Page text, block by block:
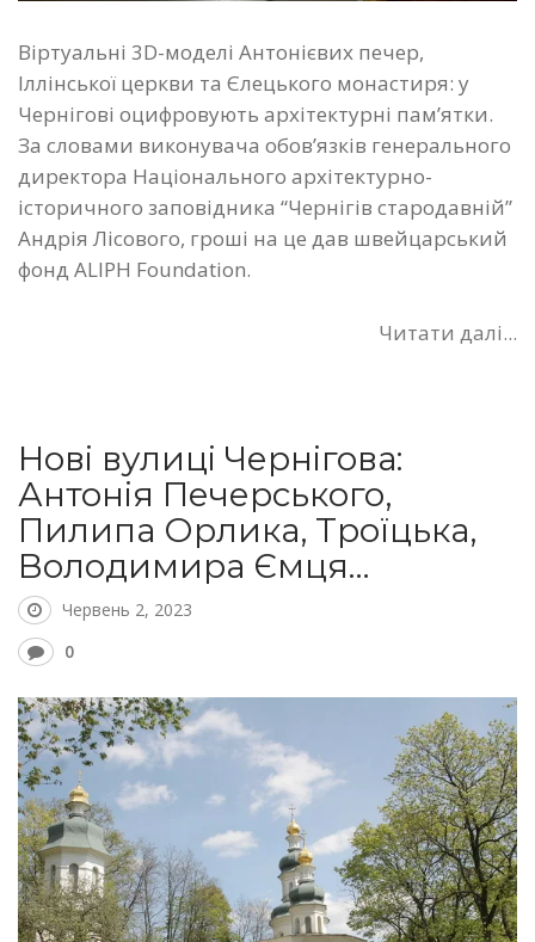
Віртуальні 3D-моделі Антонієвих печер,
Іллінської церкви та Єлецького монастиря: у
Чернігові оцифровують архітектурні пам’ятки.
За словами виконувача обов’язків генерального
директора Національного архітектурно-
історичного заповідника “Чернігів стародавній”
Андрія Лісового, гроші на це дав швейцарський
фонд ALIPH Foundation.
Читати далі...
Нові вулиці Чернігова:
Антонія Печерського,
Пилипа Орлика, Троїцька,
Володимира Ємця…
Червень 2, 2023
0